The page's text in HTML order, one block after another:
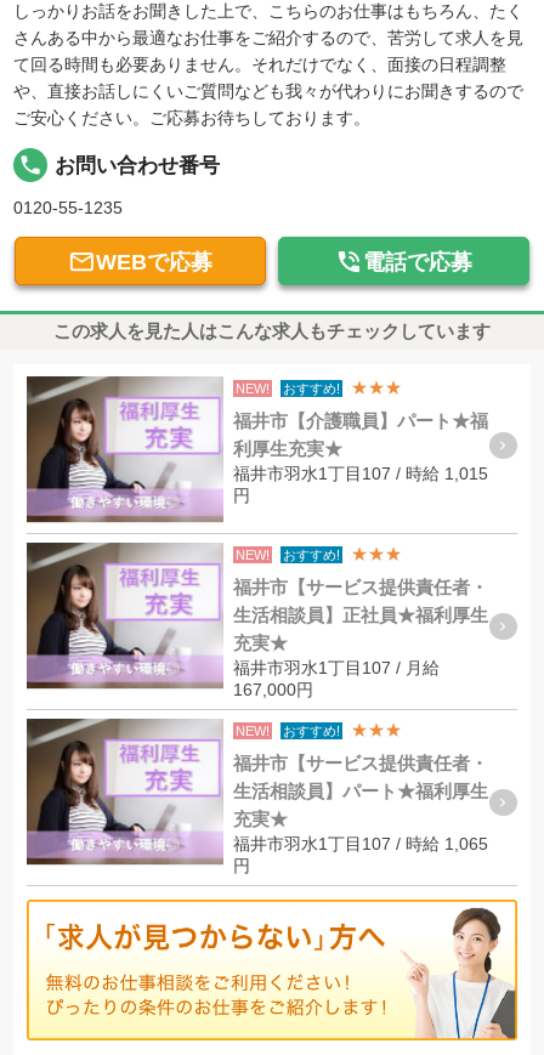
しっかりお話をお聞きした上で、こちらのお仕事はもちろん、たく
さんある中から最適なお仕事をご紹介するので、苦労して求人を見
て回る時間も必要ありません。それだけでなく、面接の日程調整
や、直接お話しにくいご質問なども我々が代わりにお聞きするので
ご安心ください。ご応募お待ちしております。
local_phone お問い合わせ番号
0120-55-1235
WEBで応募  電話で応募
この求人を見た人はこんな求人もチェックしています
NEW! おすすめ! ★★★
福井市【介護職員】パート★福
利厚生充実★
福井市羽水1丁目107 / 時給 1,015
円
NEW! おすすめ! ★★★
福井市【サービス提供責任者・
生活相談員】正社員★福利厚生
充実★
福井市羽水1丁目107 / 月給
167,000円
NEW! おすすめ! ★★★
福井市【サービス提供責任者・
生活相談員】パート★福利厚生
充実★
福井市羽水1丁目107 / 時給 1,065
円